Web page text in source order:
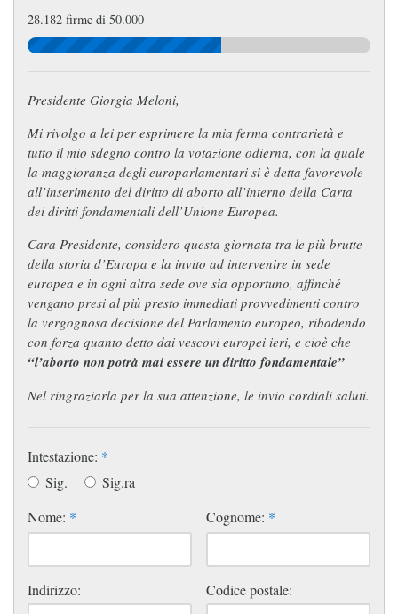
28.182 firme di 50.000
Presidente Giorgia Meloni,
Mi rivolgo a lei per esprimere la mia ferma contrarietà e
tutto il mio sdegno contro la votazione odierna, con la quale
la maggioranza degli europarlamentari si è detta favorevole
all’inserimento del diritto di aborto all’interno della Carta
dei diritti fondamentali dell’Unione Europea.
Cara Presidente, considero questa giornata tra le più brutte
della storia d’Europa e la invito ad intervenire in sede
europea e in ogni altra sede ove sia opportuno, affinché
vengano presi al più presto immediati provvedimenti contro
la vergognosa decisione del Parlamento europeo, ribadendo
con forza quanto detto dai vescovi europei ieri, e cioè che
“l’aborto non potrà mai essere un diritto fondamentale”
Nel ringraziarla per la sua attenzione, le invio cordiali saluti.
Intestazione: *
Sig.
Sig.ra
Nome: * Cognome: *
Indirizzo: Codice postale: